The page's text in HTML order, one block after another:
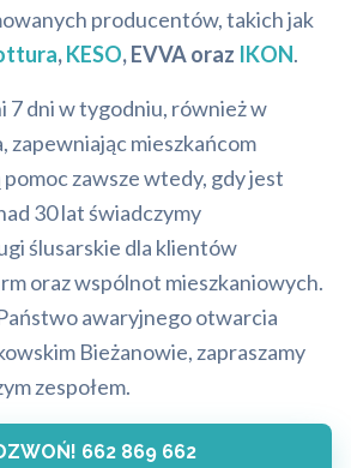
producentów, takich jak
,KESO, EVVA oraz IKON.
7 dni w tygodniu, również w
zapewniając mieszkańcom
zawsze wtedy, gdy jest
30 lat świadczymy
ślusarskie dla klientów
oraz wspólnot mieszkaniowych.
awaryjnego otwarcia
Bieżanowie, zapraszamy
zespołem.
662 869 662